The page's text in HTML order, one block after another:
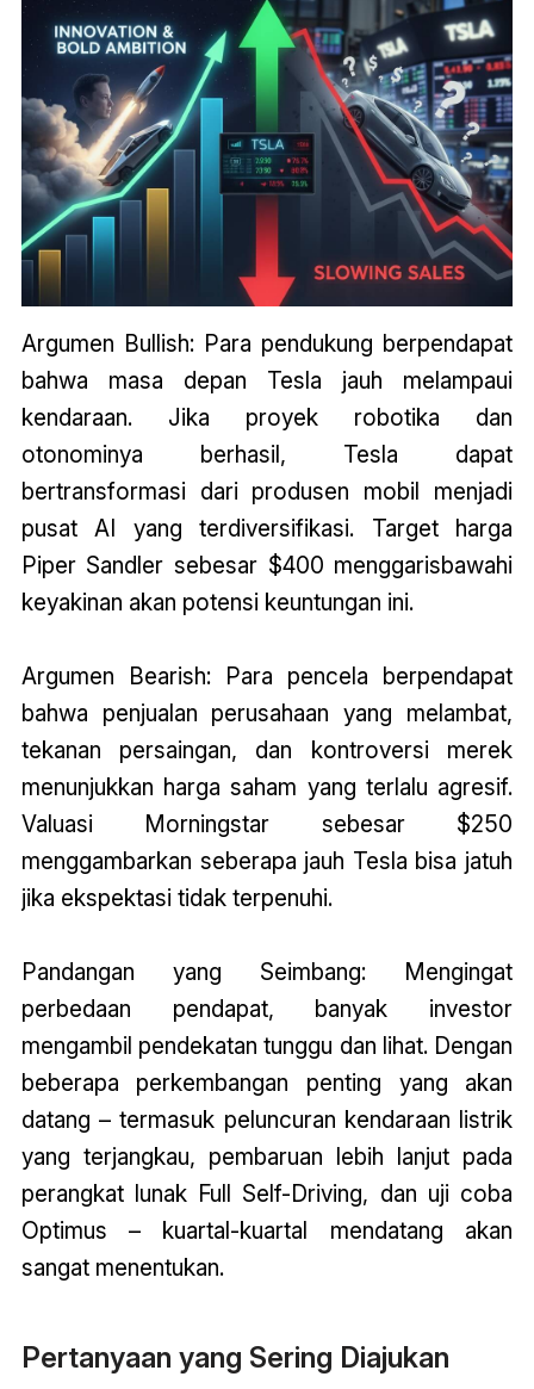
Argumen Bullish: Para pendukung berpendapat
bahwa masa depan Tesla jauh melampaui
kendaraan. Jika proyek robotika dan
otonominya berhasil, Tesla dapat
bertransformasi dari produsen mobil menjadi
pusat AI yang terdiversifikasi. Target harga
Piper Sandler sebesar $400 menggarisbawahi
keyakinan akan potensi keuntungan ini.
Argumen Bearish: Para pencela berpendapat
bahwa penjualan perusahaan yang melambat,
tekanan persaingan, dan kontroversi merek
menunjukkan harga saham yang terlalu agresif.
Valuasi Morningstar sebesar $250
menggambarkan seberapa jauh Tesla bisa jatuh
jika ekspektasi tidak terpenuhi.
Pandangan yang Seimbang: Mengingat
perbedaan pendapat, banyak investor
mengambil pendekatan tunggu dan lihat. Dengan
beberapa perkembangan penting yang akan
datang – termasuk peluncuran kendaraan listrik
yang terjangkau, pembaruan lebih lanjut pada
perangkat lunak Full Self-Driving, dan uji coba
Optimus – kuartal-kuartal mendatang akan
sangat menentukan.
Pertanyaan yang Sering Diajukan